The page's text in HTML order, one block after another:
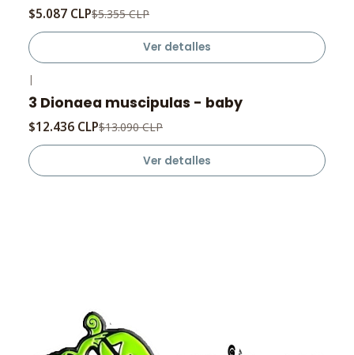
$5.087 CLP$5.355 CLP
Ver detalles
-5%
|
3 Dionaea muscipulas - baby
$12.436 CLP$13.090 CLP
Ver detalles